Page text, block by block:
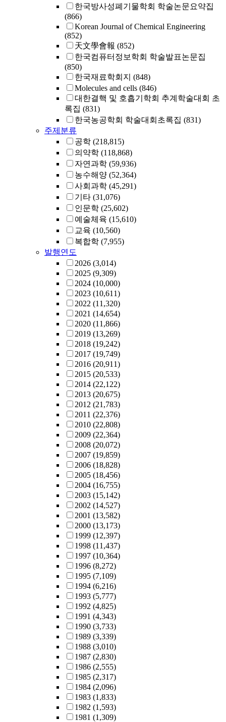
한국방사성폐기물학회 학술논문요약집
(866)
Korean Journal of Chemical Engineering
(852)
天文學會報 (852)
한국컴퓨터정보학회 학술발표논문집
(850)
한국재료학회지 (848)
Molecules and cells (846)
대한결핵 및 호흡기학회 추계학술대회 초
록집 (831)
한국농공학회 학술대회초록집 (831)
주제분류
공학 (218,815)
의약학 (118,868)
자연과학 (59,936)
농수해양 (52,364)
사회과학 (45,291)
기타 (31,076)
인문학 (25,602)
예술체육 (15,610)
교육 (10,560)
복합학 (7,955)
발행연도
2026 (3,014)
2025 (9,309)
2024 (10,000)
2023 (10,611)
2022 (11,320)
2021 (14,654)
2020 (11,866)
2019 (13,269)
2018 (19,242)
2017 (19,749)
2016 (20,911)
2015 (20,533)
2014 (22,122)
2013 (20,675)
2012 (21,783)
2011 (22,376)
2010 (22,808)
2009 (22,364)
2008 (20,072)
2007 (19,859)
2006 (18,828)
2005 (18,456)
2004 (16,755)
2003 (15,142)
2002 (14,527)
2001 (13,582)
2000 (13,173)
1999 (12,397)
1998 (11,437)
1997 (10,364)
1996 (8,272)
1995 (7,109)
1994 (6,216)
1993 (5,777)
1992 (4,825)
1991 (4,343)
1990 (3,733)
1989 (3,339)
1988 (3,010)
1987 (2,830)
1986 (2,555)
1985 (2,317)
1984 (2,096)
1983 (1,833)
1982 (1,593)
1981 (1,309)